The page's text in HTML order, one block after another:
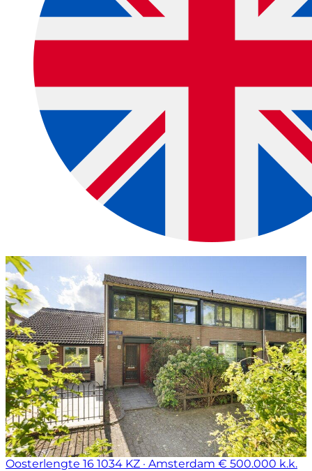
Oosterlengte 16 1034 KZ · Amsterdam € 500.000 k.k.